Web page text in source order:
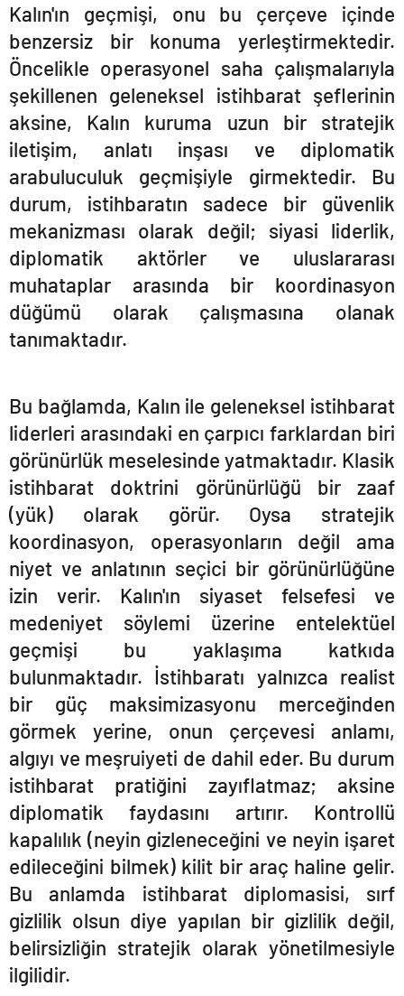
Kalın'ın geçmişi, onu bu çerçeve içinde
benzersiz bir konuma yerleştirmektedir.
Öncelikle operasyonel saha çalışmalarıyla
şekillenen geleneksel istihbarat şeflerinin
aksine, Kalın kuruma uzun bir stratejik
iletişim, anlatı inşası ve diplomatik
arabuluculuk geçmişiyle girmektedir. Bu
durum, istihbaratın sadece bir güvenlik
mekanizması olarak değil; siyasi liderlik,
diplomatik aktörler ve uluslararası
muhataplar arasında bir koordinasyon
düğümü olarak çalışmasına olanak
tanımaktadır.
Bu bağlamda, Kalın ile geleneksel istihbarat
liderleri arasındaki en çarpıcı farklardan biri
görünürlük meselesinde yatmaktadır. Klasik
istihbarat doktrini görünürlüğü bir zaaf
(yük) olarak görür. Oysa stratejik
koordinasyon, operasyonların değil ama
niyet ve anlatının seçici bir görünürlüğüne
izin verir. Kalın'ın siyaset felsefesi ve
medeniyet söylemi üzerine entelektüel
geçmişi bu yaklaşıma katkıda
bulunmaktadır. İstihbaratı yalnızca realist
bir güç maksimizasyonu merceğinden
görmek yerine, onun çerçevesi anlamı,
algıyı ve meşruiyeti de dahil eder. Bu durum
istihbarat pratiğini zayıflatmaz; aksine
diplomatik faydasını artırır. Kontrollü
kapalılık (neyin gizleneceğini ve neyin işaret
edileceğini bilmek) kilit bir araç haline gelir.
Bu anlamda istihbarat diplomasisi, sırf
gizlilik olsun diye yapılan bir gizlilik değil,
belirsizliğin stratejik olarak yönetilmesiyle
ilgilidir.